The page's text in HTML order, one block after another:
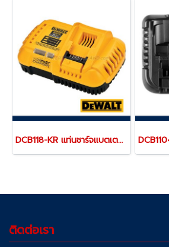
DCB118-KR แท่นชาร์จแบตเตอรี่ 20V/60MAX (ใช้ชาร์จแบตเตอรี่ 18V,20V ขึ้นไป)"DEWALT" ดีวอลท์
ติดต่อเรา